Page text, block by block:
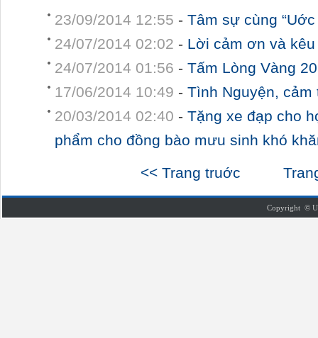
23/09/2014 12:55 -Tâm sự cùng
24/07/2014 02:02 - Lời cảm ơn và
24/07/2014 01:56 -Tấm Lòng Vàng
17/06/2014 10:49 -Tình Nguyện, cảm
20/03/2014 02:40 -Tặng xe đạp cho
phẩm cho đồng bào mưu sinh khó
<< Trang truớc
Copyright ©